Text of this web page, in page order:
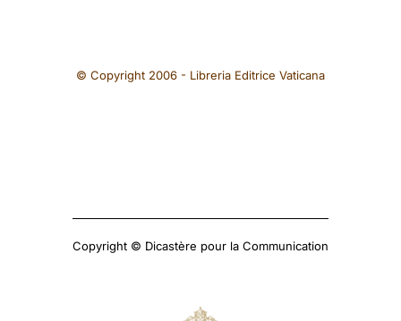
© Copyright 2006 - Libreria Editrice Vaticana
Copyright © Dicastère pour la Communication